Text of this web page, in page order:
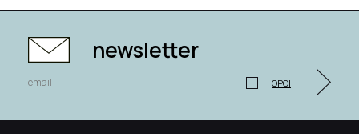
newsletter
ΟΡΟΙ